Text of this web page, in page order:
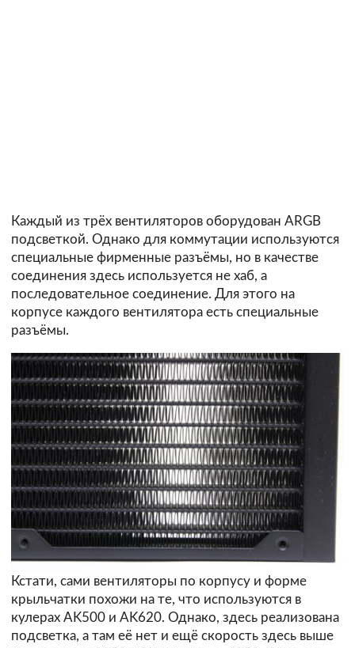
Каждый из трёх вентиляторов оборудован ARGB
подсветкой. Однако для коммутации используются
специальные фирменные разъёмы, но в качестве
соединения здесь используется не хаб, а
последовательное соединение. Для этого на
корпусе каждого вентилятора есть специальные
разъёмы.
Кстати, сами вентиляторы по корпусу и форме
крыльчатки похожи на те, что используются в
кулерах AK500 и AK620. Однако, здесь реализована
подсветка, а там её нет и ещё скорость здесь выше